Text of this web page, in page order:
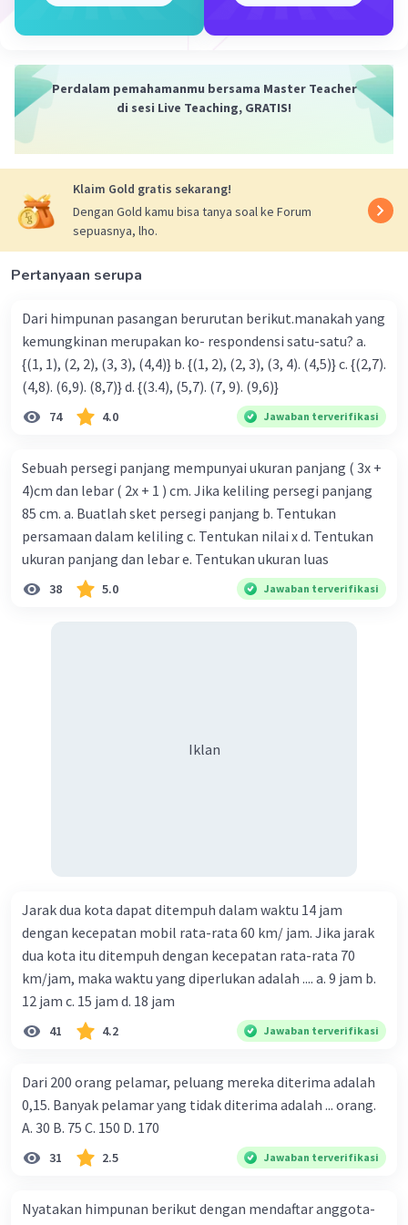
Tampak bahwa dari perhitungan diatas, x bukan
suatu bilangan bulat karena dalam bentuk
Jadi, penyelesaiannya pertidaksamaan tersebut
adalah x >-11/ .
Iklan
Perdalam pemahamanmu bersama Master Teacher
di sesi Live Teaching, GRATIS!
Klaim Gold gratis sekarang!
Dengan Gold kamu bisa tanya soal ke Forum
sepuasnya, lho.
Pertanyaan serupa
Dari himpunan pasangan berurutan berikut.manakah yang
kemungkinan merupakan ko- respondensi satu-satu? a.
{(1, 1), (2, 2), (3, 3), (4,4)} b. {(1, 2), (2, 3), (3, 4). (4,5)} c. {(2,7).
(4,8). (6,9). (8,7)} d. {(3.4), (5,7). (7, 9). (9,6)}
74 4.0 Jawaban terverifikasi
Sebuah persegi panjang mempunyai ukuran panjang ( 3x +
4)cm dan lebar ( 2x + 1 ) cm. Jika keliling persegi panjang
85 cm. a. Buatlah sket persegi panjang b. Tentukan
persamaan dalam keliling c. Tentukan nilai x d. Tentukan
ukuran panjang dan lebar e. Tentukan ukuran luas
38 5.0 Jawaban terverifikasi
Iklan
Jarak dua kota dapat ditempuh dalam waktu 14 jam
dengan kecepatan mobil rata-rata 60 km/ jam. Jika jarak
dua kota itu ditempuh dengan kecepatan rata-rata 70
km/jam, maka waktu yang diperlukan adalah .... a. 9 jam b.
12 jam c. 15 jam d. 18 jam
41 4.2 Jawaban terverifikasi
Dari 200 orang pelamar, peluang mereka diterima adalah
0,15. Banyak pelamar yang tidak diterima adalah ... orang.
A. 30 B. 75 C. 150 D. 170
31 2.5 Jawaban terverifikasi
Nyatakan himpunan berikut dengan mendaftar anggota-